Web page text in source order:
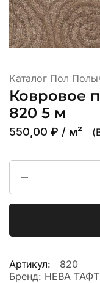
Каталог Пол
Ковровое
820 5 м
550,00 ₽ / м²
Артикул:
820
Бренд: НЕВА ТАФТ